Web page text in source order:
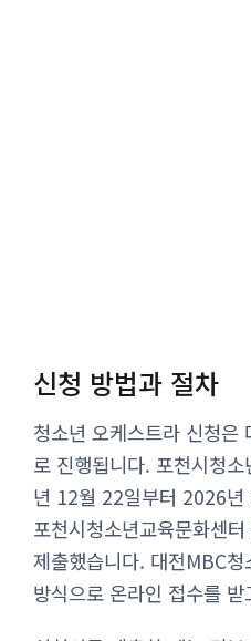
신청 방법과 절차
청소년 오케스트라 신청은
로 진행됩니다. 포천시청
년 12월 22일부터 2026년
포천시청소년교육문화센
제출했습니다. 대전MBC
방식으로 온라인 접수를